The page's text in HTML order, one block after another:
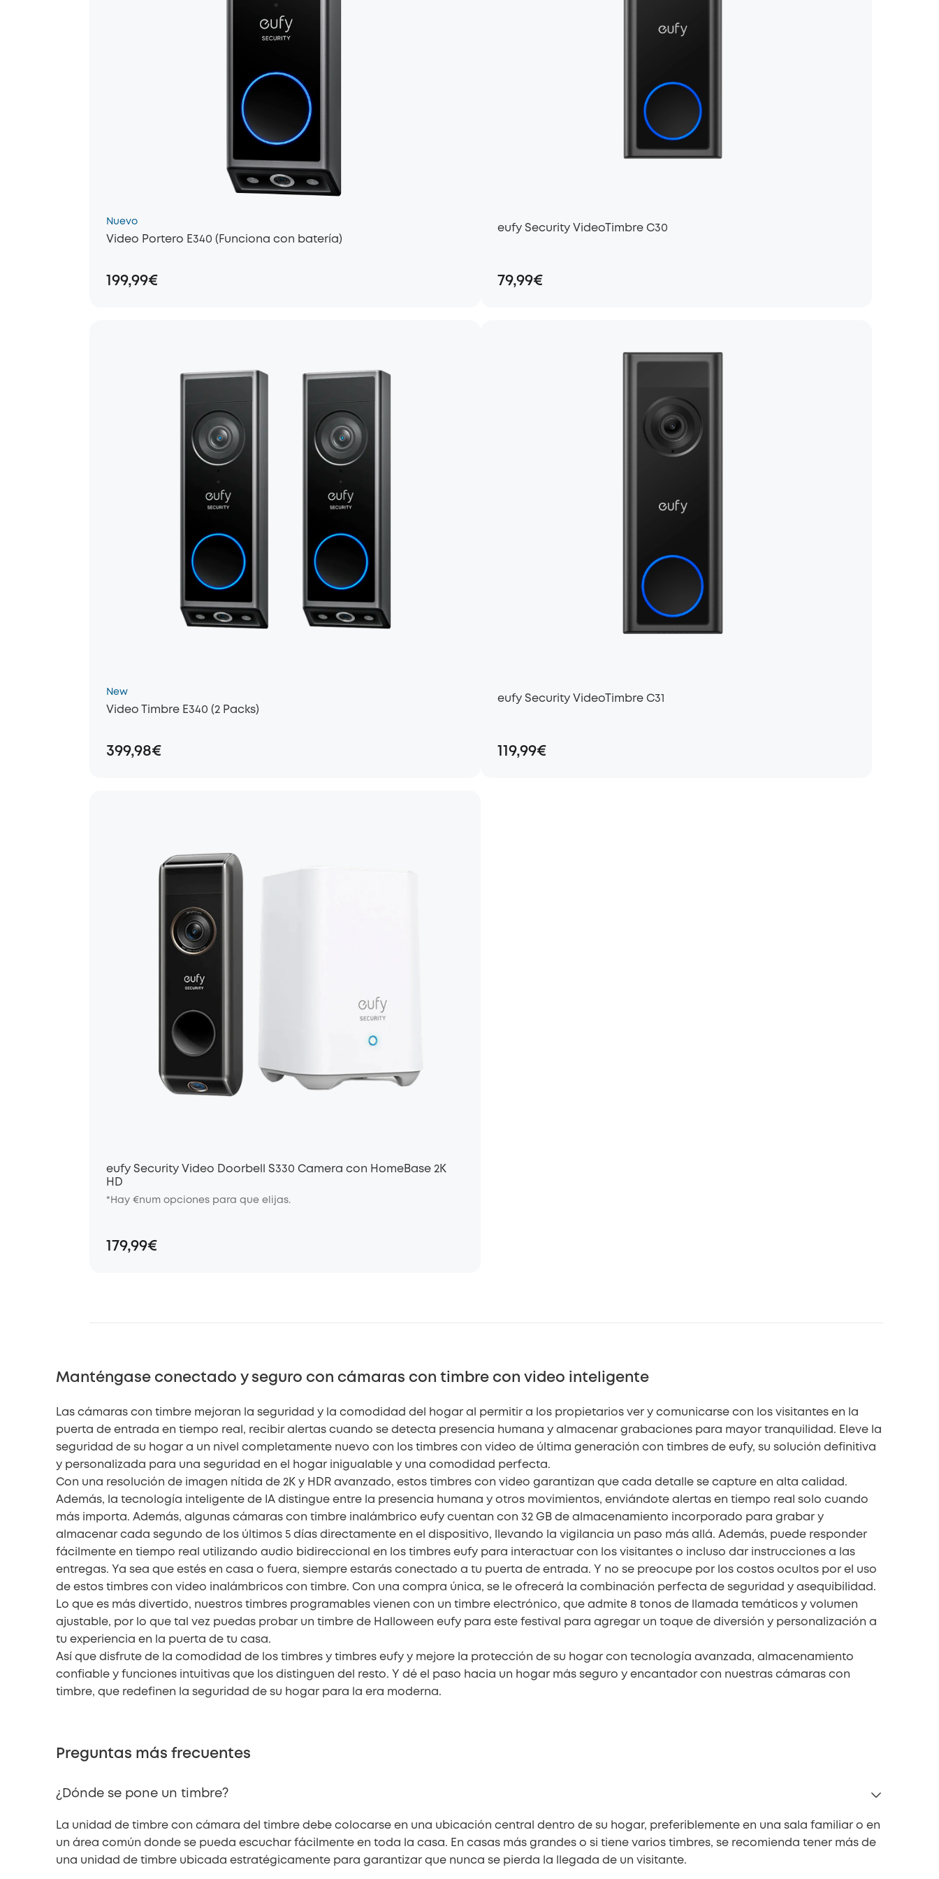
Nuevo
Video Portero E340 (Funciona con batería)
199,99€
eufy Security VideoTimbre C30
79,99€
New
Video Timbre E340 (2 Packs)
399,98€
eufy Security VideoTimbre C31
119,99€
eufy Security Video Doorbell S330 Camera con HomeBase 2K
HD
*Hay €num opciones para que elijas.
179,99€
Manténgase conectado y seguro con cámaras con timbre con video inteligente
Las cámaras con timbre mejoran la seguridad y la comodidad del hogar al permitir a los propietarios ver y comunicarse con los visitantes en la
puerta de entrada en tiempo real, recibir alertas cuando se detecta presencia humana y almacenar grabaciones para mayor tranquilidad. Eleve la
seguridad de su hogar a un nivel completamente nuevo con los timbres con video de última generación con timbres de eufy, su solución definitiva
y personalizada para una seguridad en el hogar inigualable y una comodidad perfecta.
Con una resolución de imagen nítida de 2K y HDR avanzado, estos timbres con video garantizan que cada detalle se capture en alta calidad.
Además, la tecnología inteligente de IA distingue entre la presencia humana y otros movimientos, enviándote alertas en tiempo real solo cuando
más importa. Además, algunas cámaras con timbre inalámbrico eufy cuentan con 32 GB de almacenamiento incorporado para grabar y
almacenar cada segundo de los últimos 5 días directamente en el dispositivo, llevando la vigilancia un paso más allá. Además, puede responder
fácilmente en tiempo real utilizando audio bidireccional en los timbres eufy para interactuar con los visitantes o incluso dar instrucciones a las
entregas. Ya sea que estés en casa o fuera, siempre estarás conectado a tu puerta de entrada. Y no se preocupe por los costos ocultos por el uso
de estos timbres con video inalámbricos con timbre. Con una compra única, se le ofrecerá la combinación perfecta de seguridad y asequibilidad.
Lo que es más divertido, nuestros timbres programables vienen con un timbre electrónico, que admite 8 tonos de llamada temáticos y volumen
ajustable, por lo que tal vez puedas probar un timbre de Halloween eufy para este festival para agregar un toque de diversión y personalización a
tu experiencia en la puerta de tu casa.
Así que disfrute de la comodidad de los timbres y timbres eufy y mejore la protección de su hogar con tecnología avanzada, almacenamiento
confiable y funciones intuitivas que los distinguen del resto. Y dé el paso hacia un hogar más seguro y encantador con nuestras cámaras con
timbre, que redefinen la seguridad de su hogar para la era moderna.
Preguntas más frecuentes
¿Dónde se pone un timbre?
La unidad de timbre con cámara del timbre debe colocarse en una ubicación central dentro de su hogar, preferiblemente en una sala familiar o en
un área común donde se pueda escuchar fácilmente en toda la casa. En casas más grandes o si tiene varios timbres, se recomienda tener más de
una unidad de timbre ubicada estratégicamente para garantizar que nunca se pierda la llegada de un visitante.